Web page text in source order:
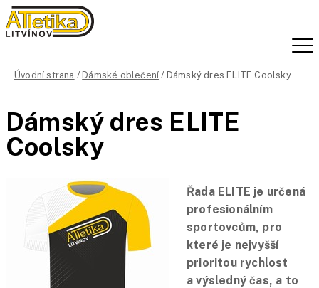
Úvodní strana /Dámské oblečení / Dámský dres ELITE Coolsky
Dámský dres ELITE
Coolsky
Řada ELITE je určená
profesionálním
sportovcům, pro
které je nejvyšší
prioritou rychlost
a výsledný čas, a to